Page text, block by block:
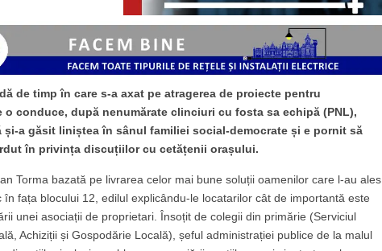
de timp în care s-a axat pe atragerea de proiecte pentru
o conduce, după nenumărate clinciuri cu fosta sa echipă (PNL),
și-a găsit liniștea în sânul familiei social-democrate și e pornit să
în privința discuțiilor cu cetățenii orașului.
Torma bazată pe livrarea celor mai bune soluții oamenilor care l-au ales
în fața blocului 12, edilul explicându-le locatarilor cât de importantă este
unei asociații de proprietari. Însoțit de colegii din primărie (Serviciul
Achiziții și Gospodărie Locală), șeful administrației publice de la malul